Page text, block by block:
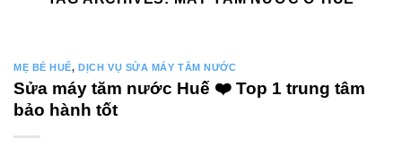
MẸ BÉ HUẾ,DỊCH VỤ SỬA MÁY TĂM NƯỚC
Sửa máy tăm nước Huế ❤️️ Top 1 trung tâm
bảo hành tốt